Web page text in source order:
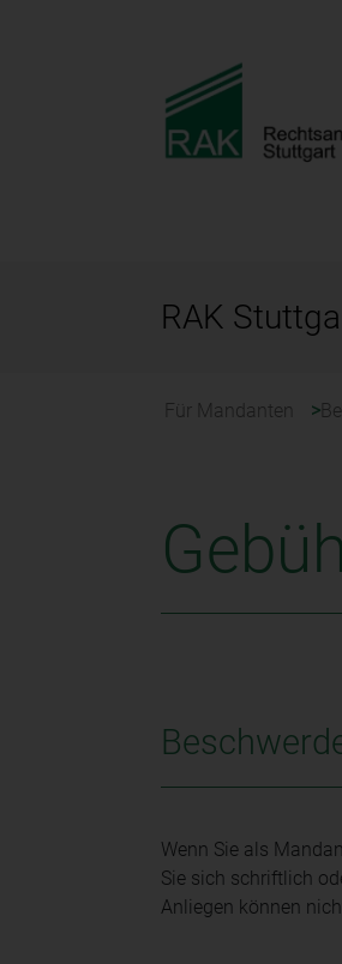
RAK
Für Mandanten
Wenn Sie als
Sie sich schriftlich
Anliegen können